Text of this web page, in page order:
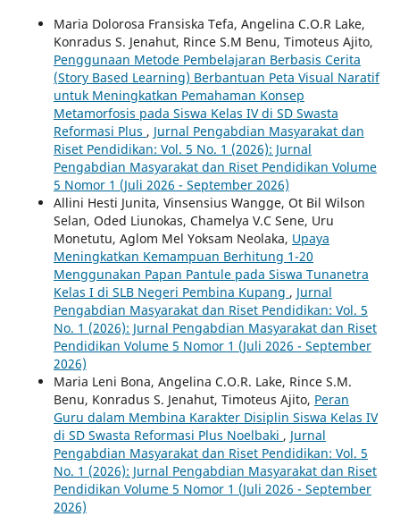
Maria Dolorosa Fransiska Tefa, Angelina C.O.R Lake,
Konradus S. Jenahut, Rince S.M Benu, Timoteus Ajito,
Penggunaan Metode Pembelajaran Berbasis Cerita
(Story Based Learning) Berbantuan Peta Visual Naratif
untuk Meningkatkan Pemahaman Konsep
Metamorfosis pada Siswa Kelas IV di SD Swasta
Reformasi Plus , Jurnal Pengabdian Masyarakat dan
Riset Pendidikan: Vol. 5 No. 1 (2026): Jurnal
Pengabdian Masyarakat dan Riset Pendidikan Volume
5 Nomor 1 (Juli 2026 - September 2026)
Allini Hesti Junita, Vinsensius Wangge, Ot Bil Wilson
Selan, Oded Liunokas, Chamelya V.C Sene, Uru
Monetutu, Aglom Mel Yoksam Neolaka, Upaya
Meningkatkan Kemampuan Berhitung 1-20
Menggunakan Papan Pantule pada Siswa Tunanetra
Kelas I di SLB Negeri Pembina Kupang , Jurnal
Pengabdian Masyarakat dan Riset Pendidikan: Vol. 5
No. 1 (2026): Jurnal Pengabdian Masyarakat dan Riset
Pendidikan Volume 5 Nomor 1 (Juli 2026 - September
2026)
Maria Leni Bona, Angelina C.O.R. Lake, Rince S.M.
Benu, Konradus S. Jenahut, Timoteus Ajito, Peran
Guru dalam Membina Karakter Disiplin Siswa Kelas IV
di SD Swasta Reformasi Plus Noelbaki , Jurnal
Pengabdian Masyarakat dan Riset Pendidikan: Vol. 5
No. 1 (2026): Jurnal Pengabdian Masyarakat dan Riset
Pendidikan Volume 5 Nomor 1 (Juli 2026 - September
2026)